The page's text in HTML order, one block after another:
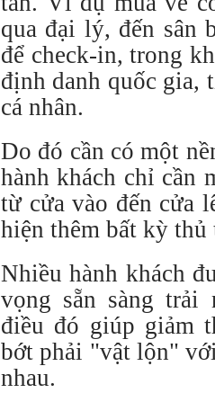
qua đại lý, đến sân
để check-in, trong
định danh quốc gia,
cá nhân.
Do đó cần có một
hành khách chỉ cần
từ cửa vào đến cửa
hiện thêm bất kỳ thủ
Nhiều hành khách
vọng sẵn sàng trải
điều đó giúp giảm
bớt phải "vật lộn"
nhau.